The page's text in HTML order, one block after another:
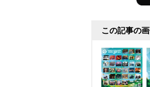
この記事の